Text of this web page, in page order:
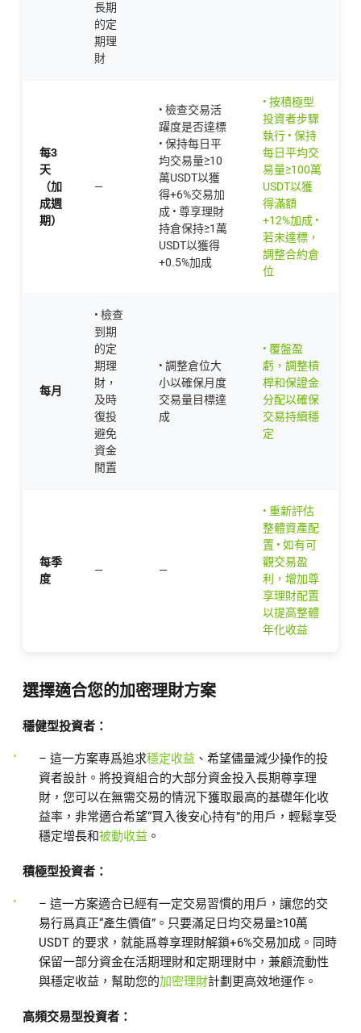
長期
的定
期理
財
每3
天
（加
成週
期）
—
• 檢查交易活
躍度是否達標
• 保持每日平
均交易量≥10
萬USDT以獲
得+6%交易加
成 • 尊享理財
持倉保持≥1萬
USDT以獲得
+0.5%加成
• 按積極型
投資者步驟
執行 • 保持
每日平均交
易量≥100萬
USDT以獲
得滿額
+12%加成 •
若未達標，
調整合約倉
位
每月
• 檢查
到期
的定
期理
財，
及時
復投
避免
資金
閒置
• 調整倉位大
小以確保月度
交易量目標達
成
• 覆盤盈
虧，調整槓
桿和保證金
分配以確保
交易持續穩
定
每季
度
— —
• 重新評估
整體資產配
置 • 如有可
觀交易盈
利，增加尊
享理財配置
以提高整體
年化收益
選擇適合您的加密理財方案
穩健型投資者：
– 這一方案專爲追求穩定收益 、希望儘量減少操作的投
資者設計。將投資組合的大部分資金投入長期尊享理
財，您可以在無需交易的情況下獲取最高的基礎年化收
益率，非常適合希望“買入後安心持有”的用戶，輕鬆享受
穩定增長和被動收益 。
積極型投資者：
– 這一方案適合已經有一定交易習慣的用戶，讓您的交
易行爲真正“產生價值”。只要滿足日均交易量≥10萬
USDT 的要求，就能爲尊享理財解鎖+6%交易加成。同時
保留一部分資金在活期理財和定期理財中，兼顧流動性
與穩定收益，幫助您的加密理財計劃更高效地運作。
高頻交易型投資者：